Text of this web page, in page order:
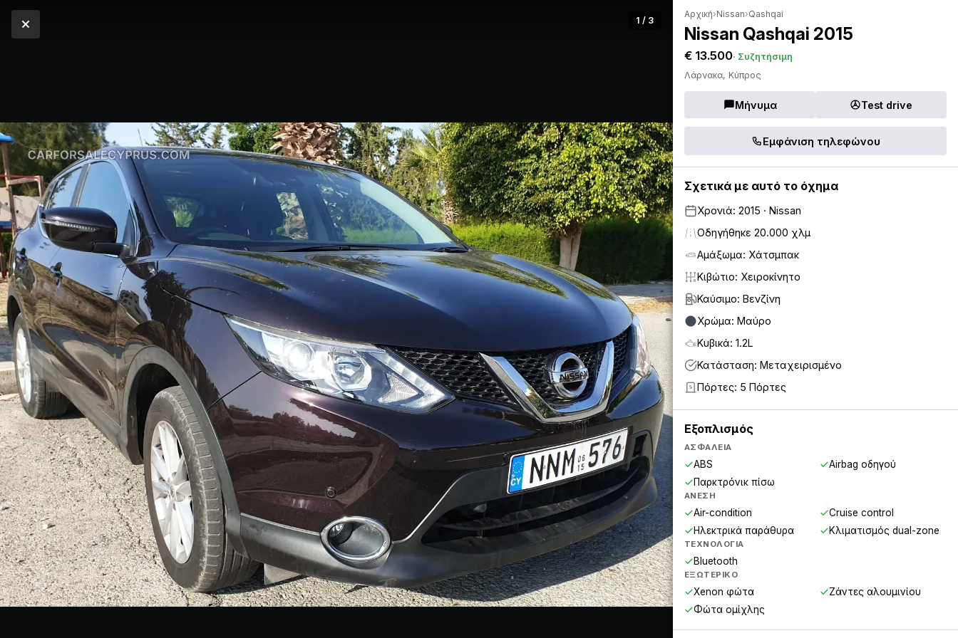
1 / 3
Αρχική›Nissan›Qashqai
Nissan Qashqai 2015
€ 13.500· Συζητήσιμη
Λάρνακα, Κύπρος
Μήνυμα Test drive
Εμφάνιση τηλεφώνου
Σχετικά με αυτό το όχημα
Χρονιά: 2015 · Nissan
Οδηγήθηκε 20.000 χλμ
Αμάξωμα: Χάτσμπακ
Κιβώτιο: Χειροκίνητο
Καύσιμο: Βενζίνη
Χρώμα: Μαύρο
Κυβικά: 1.2L
Κατάσταση: Μεταχειρισμένο
5 Πόρτες: 5 Πόρτες
Εξοπλισμός
ΑΣΦΆΛΕΙΑ
ABS
Airbag οδηγού
Παρκτρόνικ πίσω
ΆΝΕΣΗ
Air-condition
Cruise control
Ηλεκτρικά παράθυρα
Κλιματισμός dual-zone
ΤΕΧΝΟΛΟΓΊΑ
Bluetooth
ΕΞΩΤΕΡΙΚΌ
Xenon φώτα
Ζάντες αλουμινίου
Φώτα ομίχλης